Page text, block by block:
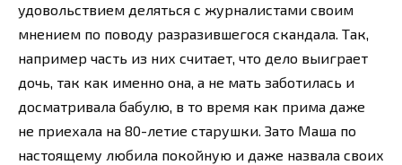
удовольствием деляться с журналистами своим
мнением по поводу разразившегося скандала. Так,
например часть из них считает, что дело выиграет
дочь, так как именно она, а не мать заботилась и
досматривала бабулю, в то время как прима даже
не приехала на 80-летие старушки. Зато Маша по
настоящему любила покойную и даже назвала своих